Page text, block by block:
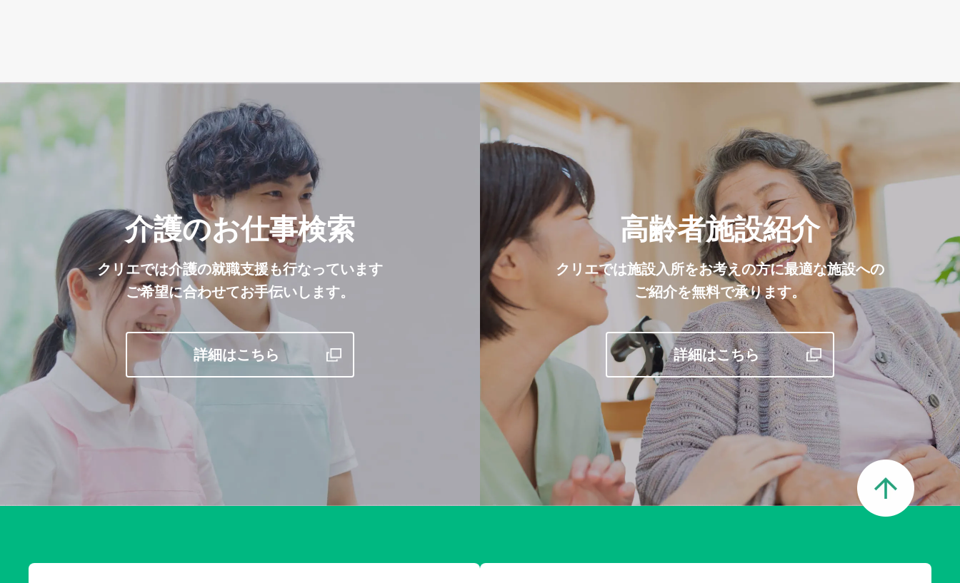
介護のお仕事検索
クリエでは介護の就職支援も行なっています
ご希望に合わせてお手伝いします。
詳細はこちら
高齢者施設紹介
クリエでは施設入所をお考えの方に最適な施設への
ご紹介を無料で承ります。
詳細はこちら